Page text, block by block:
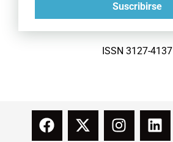
Suscribirse
ISSN 3127-4137